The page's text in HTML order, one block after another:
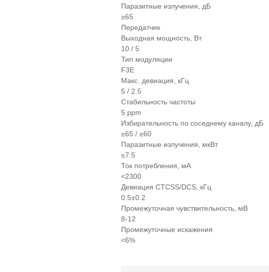
Паразитные излучения, дБ
≥65
Передатчик
Выходная мощность, Вт
10 / 5
Тип модуляции
F3E
Макс. девиация, кГц
5 / 2.5
Стабильность частоты
5 ppm
Избирательность по соседнему каналу, дБ
≥65 / ≥60
Паразитные излучения, мкВт
≤7.5
Ток потребления, мА
<2300
Девиация CTCSS/DCS, кГц
0.5±0.2
Промежуточная чувствительность, мВ
8-12
Промежуточные искажения
<6%